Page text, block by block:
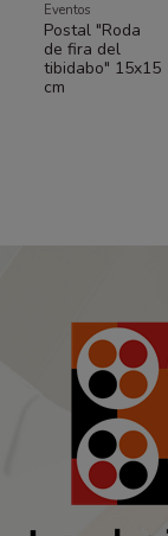
Eventos
Postal "Roda
de fira del
tibidabo" 15x15
cm